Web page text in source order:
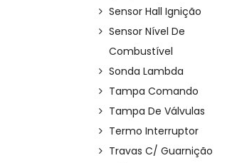
Sensor Hall Ignição
Sensor Nível De
Combustível
Sonda Lambda
Tampa Comando
Tampa De Válvulas
Termo Interruptor
Travas C/ Guarnição